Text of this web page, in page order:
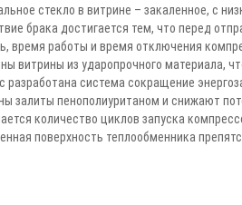
стекло в витрине – закаленное, с
брака достигается тем, что перед
время работы и время отключения
витрины из ударопрочного материала,
разработана система сокращение
залиты пенополиуританом и снижают
количество циклов запуска
поверхность теплообменника